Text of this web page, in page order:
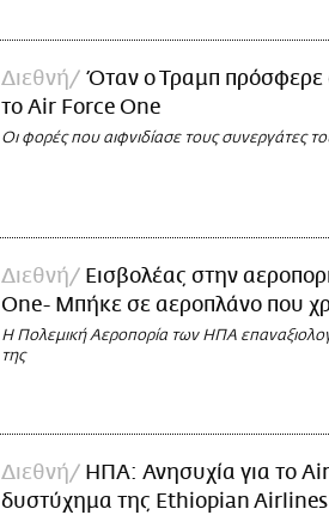
Διεθνή
Όταν ο Τραμπ πρόσφερε
το Air Force One
Οι φορές που αιφνιδίασε τους συνεργάτες
Διεθνή
Εισβολέας στην
One- Μπήκε σε αεροπλάνο που
Η Πολεμική Αεροπορία των ΗΠΑ
της
Διεθνή
ΗΠΑ: Ανησυχία για το
δυστύχημα της Ethiopian Airlines